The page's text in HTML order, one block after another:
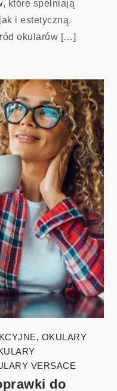
które spełniają
i estetyczną.
okularów […]
, OKULARY
VERSACE
do